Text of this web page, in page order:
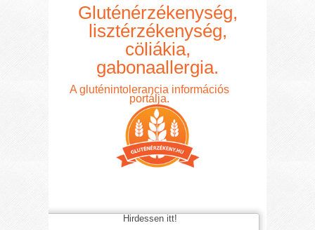
Gluténérzékenység,
lisztérzékenység,
cöliákia,
gabonaallergia.
A gluténintolerancia információs
portálja.
Hirdessen itt!